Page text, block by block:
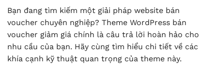
Bạn đang tìm kiếm một giải pháp website bán
voucher chuyên nghiệp? Theme WordPress bán
voucher giảm giá chính là câu trả lời hoàn hảo cho
nhu cầu của bạn. Hãy cùng tìm hiểu chi tiết về các
khía cạnh kỹ thuật quan trọng của theme này.